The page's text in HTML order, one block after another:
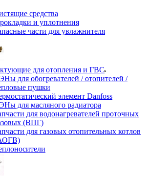
средства
и уплотнения
части для увлажнителя
для отопления и ГВС
для обогревателей / отопителей /
пушки
элемент Danfoss
для масляного радиатора
для водонагревателей проточных
(ВПГ)
для газовых отопительных котлов